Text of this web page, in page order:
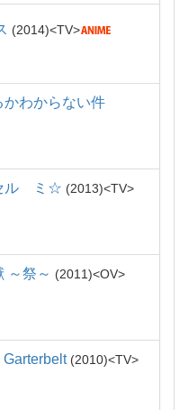
2014 TV
かわからない件
ル ミ☆ 2013 TV
～祭～ 2011 OV
2010 TV